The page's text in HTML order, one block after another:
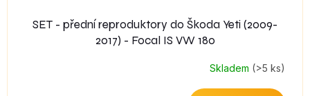
SET - přední reproduktory do Škoda Yeti (2009-
2017) - Focal IS VW 180
Skladem (>5 ks)